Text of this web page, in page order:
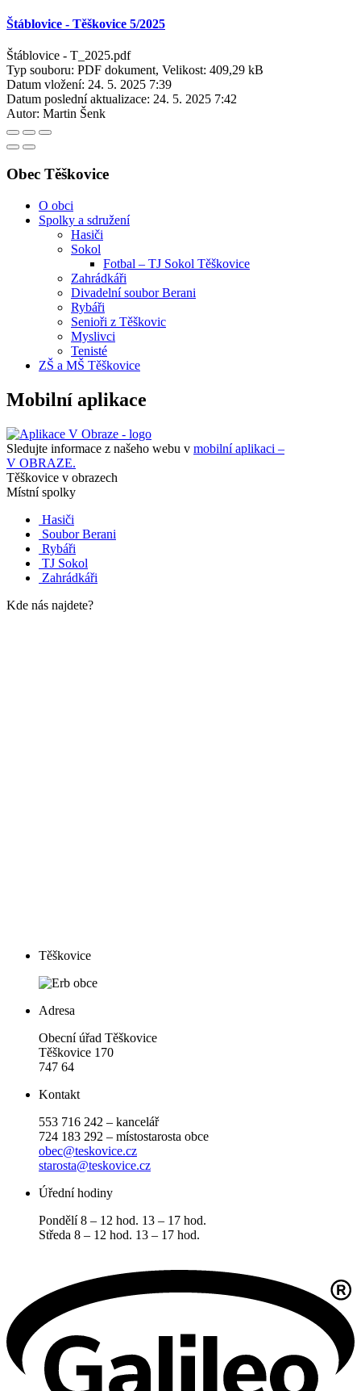
Štáblovice - Těškovice 5/2025
Štáblovice - T_2025.pdf
Typ souboru: PDF dokument, Velikost: 409,29 kB
Datum vložení: 24. 5. 2025 7:39
Datum poslední aktualizace: 24. 5. 2025 7:42
Autor: Martin Šenk
Obec Těškovice
O obci
Spolky a sdružení
Hasiči
Sokol
Fotbal – TJ Sokol Těškovice
Zahrádkáři
Divadelní soubor Berani
Rybáři
Senioři z Těškovic
Myslivci
Tenisté
ZŠ a MŠ Těškovice
Mobilní aplikace
Sledujte informace z našeho webu v mobilní aplikaci –
V OBRAZE.
Těškovice v obrazech
Místní spolky
Hasiči
Soubor Berani
Rybáři
TJ Sokol
Zahrádkáři
Kde nás najdete?
Těškovice
Adresa
Obecní úřad Těškovice
Těškovice 170
747 64
Kontakt
553 716 242 – kancelář
724 183 292 – místostarosta obce
obec@teskovice.cz
starosta@teskovice.cz
Úřední hodiny
Pondělí 8 – 12 hod. 13 – 17 hod.
Středa 8 – 12 hod. 13 – 17 hod.